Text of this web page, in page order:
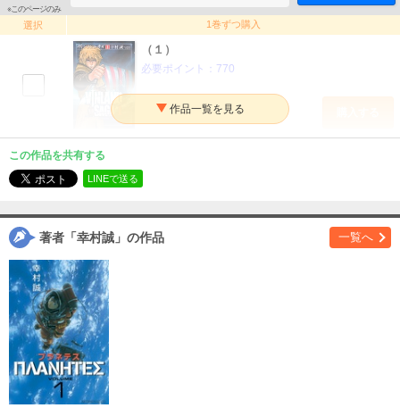
※このページのみ
選択 1巻ずつ購入
（１）
必要ポイント： 770
必要ポイント：
購入する
この作品を共有する
LINEで送る
著者「幸村誠」の作品 一覧へ